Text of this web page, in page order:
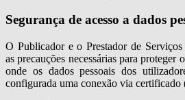
Segurança de acesso a dados
O Publicador e o Prestador de
as precauções necessárias para proteger
onde os dados pessoais dos
configurada uma conexão via